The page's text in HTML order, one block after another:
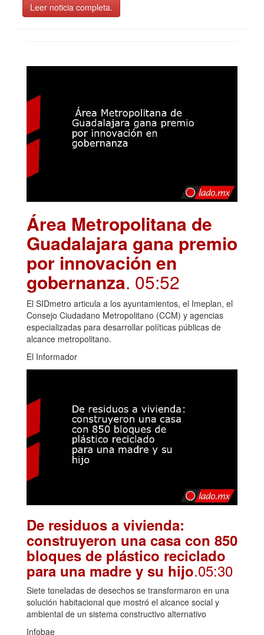
Leer noticia completa.
Área Metropolitana de
Guadalajara gana premio
por innovación en
gobernanza. 05:52
El SIDmetro articula a los ayuntamientos, el Imeplan, el
Consejo Ciudadano Metropolitano (CCM) y agencias
especializadas para desarrollar políticas públicas de
alcance metropolitano.
El Informador
De residuos a vivienda:
construyeron una casa con 850
bloques de plástico reciclado
para una madre y su hijo.05:30
Siete toneladas de desechos se transformaron en una
solución habitacional que mostró el alcance social y
ambiental de un sistema constructivo alternativo
Infobae